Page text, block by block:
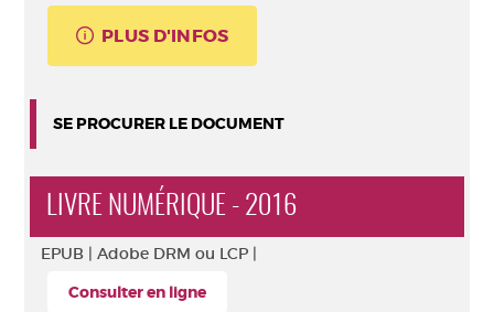
PLUS D'INFOS
SE PROCURER LE DOCUMENT
LIVRE NUMÉRIQUE - 2016
EPUB | Adobe DRM ou LCP |
Consulter en ligne